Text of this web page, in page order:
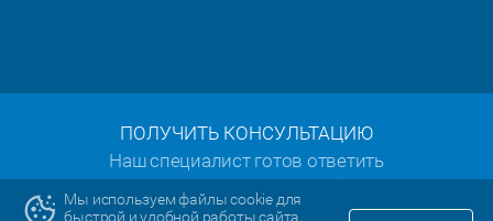
ПОЛУЧИТЬ КОНСУЛЬТАЦИЮ
Наш специалист готов ответить
на все ваши вопросы:
Мы используем файлы cookie для
быстрой и удобной работы сайта.